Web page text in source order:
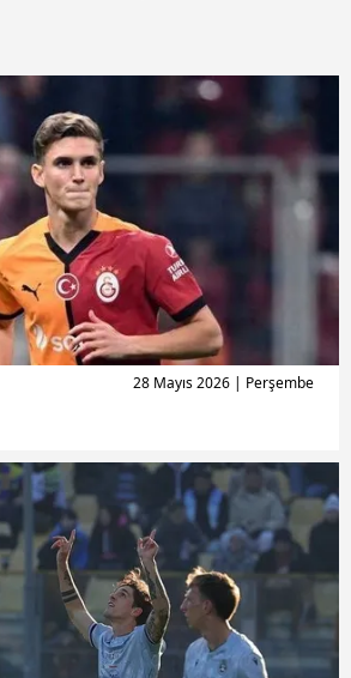
28 Mayıs 2026 | Perşembe